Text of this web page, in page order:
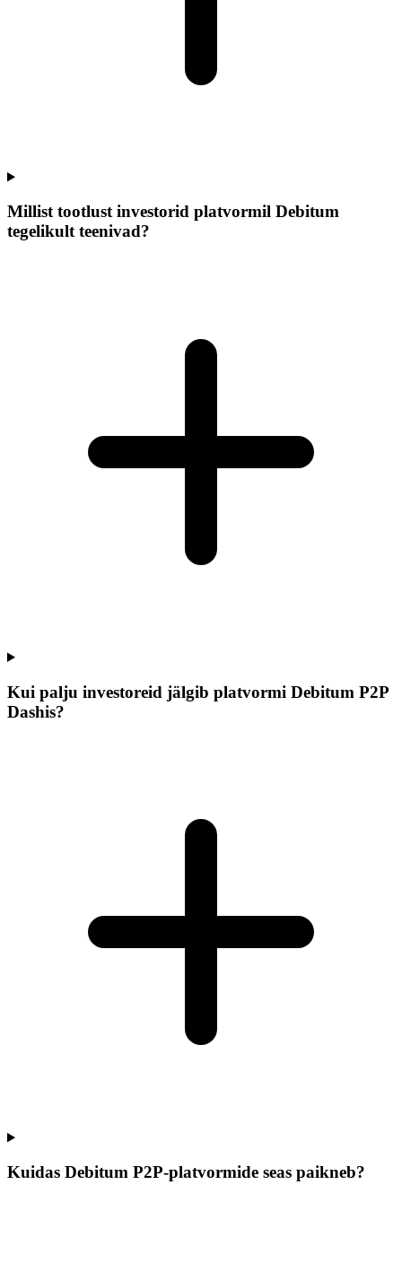
Millist tootlust investorid platvormil Debitum
tegelikult teenivad?
Kui palju investoreid jälgib platvormi Debitum P2P
Dashis?
Kuidas Debitum P2P-platvormide seas paikneb?